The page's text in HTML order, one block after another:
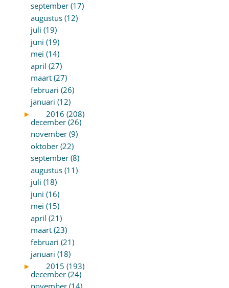
september (17)
augustus (12)
juli (19)
juni (19)
mei (14)
april (27)
maart (27)
februari (26)
januari (12)
►
2016 (208)
december (26)
november (9)
oktober (22)
september (8)
augustus (11)
juli (18)
juni (16)
mei (15)
april (21)
maart (23)
februari (21)
januari (18)
►
2015 (193)
december (24)